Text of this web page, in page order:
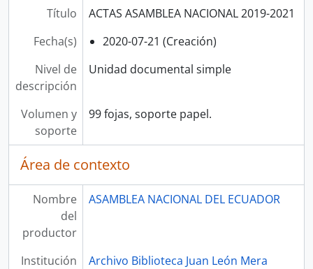
Título
ACTAS ASAMBLEA NACIONAL 2019-2021
Fecha(s)
2020-07-21 (Creación)
Nivel de
descripción
Unidad documental simple
Volumen y
soporte
99 fojas, soporte papel.
Área de contexto
Nombre
del
productor
ASAMBLEA NACIONAL DEL ECUADOR
Institución
Archivo Biblioteca Juan León Mera